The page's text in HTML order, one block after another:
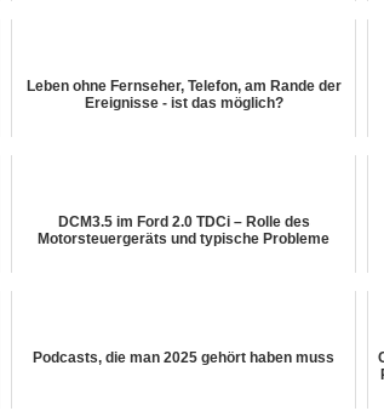
Leben ohne Fernseher, Telefon, am Rande der
Ereignisse - ist das möglich?
DCM3.5 im Ford 2.0 TDCi – Rolle des
Motorsteuergeräts und typische Probleme
Podcasts, die man 2025 gehört haben muss